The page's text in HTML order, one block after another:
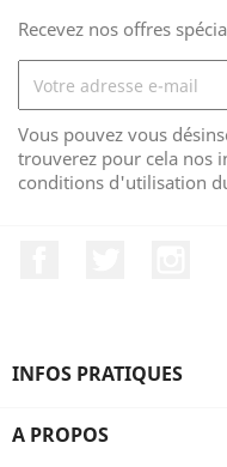
Recevez nos offres
Vous pouvez vous
trouverez pour cela nos
conditions d'utilisation
INFOS PRATIQUES
A PROPOS